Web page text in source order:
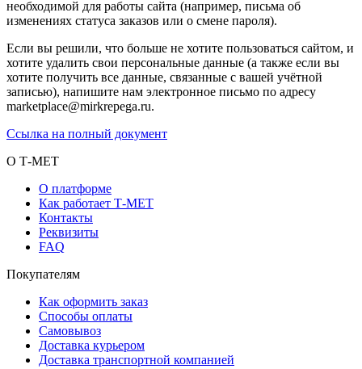
необходимой для работы сайта (например, письма об
изменениях статуса заказов или о смене пароля).
Если вы решили, что больше не хотите пользоваться сайтом, и
хотите удалить свои персональные данные (а также если вы
хотите получить все данные, связанные с вашей учётной
записью), напишите нам электронное письмо по адресу
marketplace@mirkrepega.ru.
Ссылка на полный документ
О Т-МЕТ
О платформе
Как работает Т-МЕТ
Контакты
Реквизиты
FAQ
Покупателям
Как оформить заказ
Способы оплаты
Самовывоз
Доставка курьером
Доставка транспортной компанией